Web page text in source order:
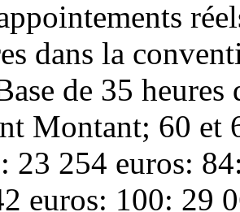
dans la
de 35
Montant; 60 et
23 254 euros:
euros: 100: 29